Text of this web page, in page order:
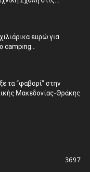
ευρώ για
camping...
τα “φαβορί” στην
Μακεδονίας-Θράκης
3697